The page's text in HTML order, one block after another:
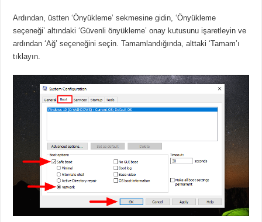
Ardından, üstten ‘Önyükleme’ sekmesine gidin, ‘Önyükleme
seçeneği’ altındaki ‘Güvenli önyükleme’ onay kutusunu işaretleyin ve
ardından ‘Ağ’ seçeneğini seçin. Tamamlandığında, alttaki ‘Tamam’ı
tıklayın.